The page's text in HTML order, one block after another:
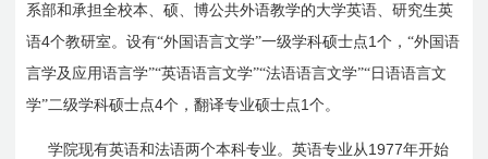
系部和承担全校本、硕、博公共外语教学的大学英语、研究生英
语4个教研室。设有“外国语言文学”一级学科硕士点1个，“外国语
言学及应用语言学”“英语语言文学”“法语语言文学”“日语语言文
学”二级学科硕士点4个，翻译专业硕士点1个。
学院现有英语和法语两个本科专业。英语专业从 1977年开始